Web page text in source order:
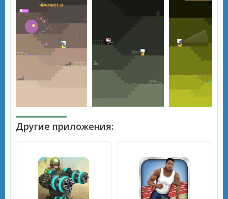
Другие приложения: